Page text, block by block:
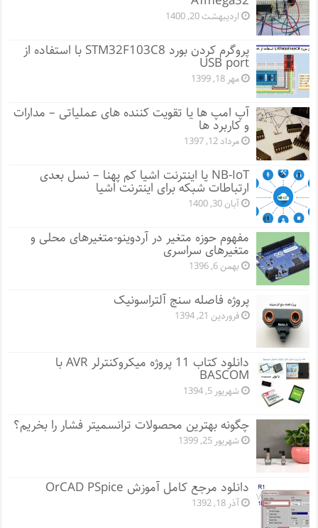
اردیبهشت 20, 1400
پروگرم کردن بورد STM32F103C8 با استفاده از
USB port
مهر 18, 1399
آپ امپ ها یا تقویت کننده های عملیاتی – مدارات
و کاربرد ها
مرداد 12, 1397
NB-IoT یا اینترنت اشیا کم پهنا – نسل بعدی
ارتباطات شبکه برای اینترنت اشیا
آبان 30, 1400
مفهوم حوزه متغیر در آردوینو-متغیرهای محلی و
متغیرهای سراسری
بهمن 6, 1396
پروژه فاصله سنج آلتراسونیک
فروردین 21, 1394
دانلود کتاب 11 پروژه میکروکنترلر AVR با
BASCOM
شهریور 5, 1394
چگونه بهترین محصولات ترانسمیتر فشار را بخریم؟
شهریور 25, 1399
دانلود مرجع کامل آموزش OrCAD PSpice
آذر 18, 1392